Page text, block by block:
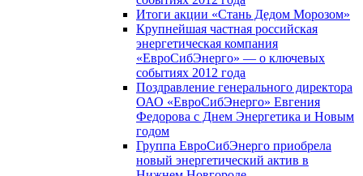
Итоги акции «Стань Дедом Морозом»
Крупнейшая частная российская
энергетическая компания
«ЕвроСибЭнерго» — о ключевых
событиях 2012 года
Поздравление генерального директора
ОАО «ЕвроСибЭнерго» Евгения
Федорова с Днем Энергетика и Новым
годом
Группа ЕвроСибЭнерго приобрела
новый энергетический актив в